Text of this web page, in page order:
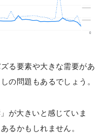
る要素や大きな需要があ
の問題もあるでしょう。
が大きいと感じていま
るかもしれません。